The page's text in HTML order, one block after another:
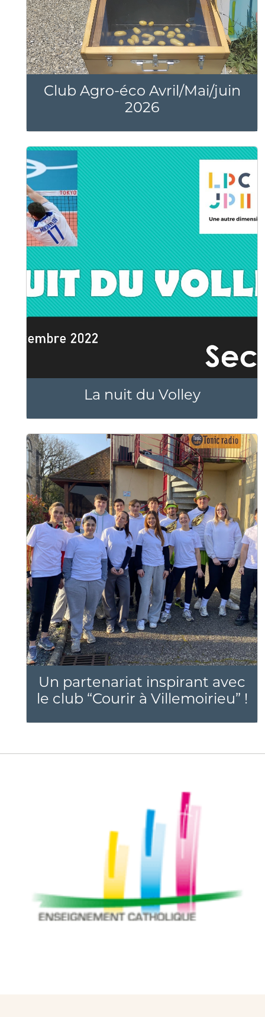
Club Agro-éco Avril/Mai/juin
2026
La nuit du Volley
Un partenariat inspirant avec
le club “Courir à Villemoirieu” !